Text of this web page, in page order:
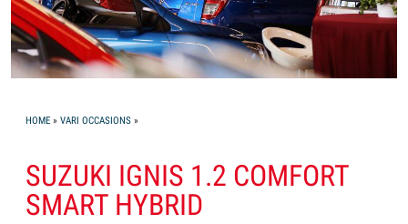
YOU ARE HERE
HOME » VARI OCCASIONS »
SUZUKI IGNIS 1.2 COMFORT
SMART HYBRID